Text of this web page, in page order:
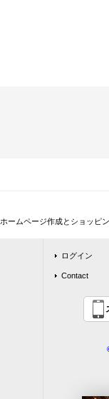
ホームページ作成とショッピ
ログイン
Contact